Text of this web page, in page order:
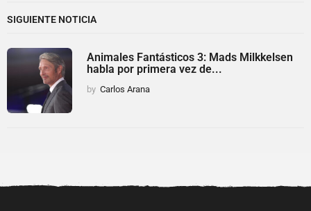
SIGUIENTE NOTICIA
Animales Fantásticos 3: Mads Milkkelsen
habla por primera vez de...
by Carlos Arana